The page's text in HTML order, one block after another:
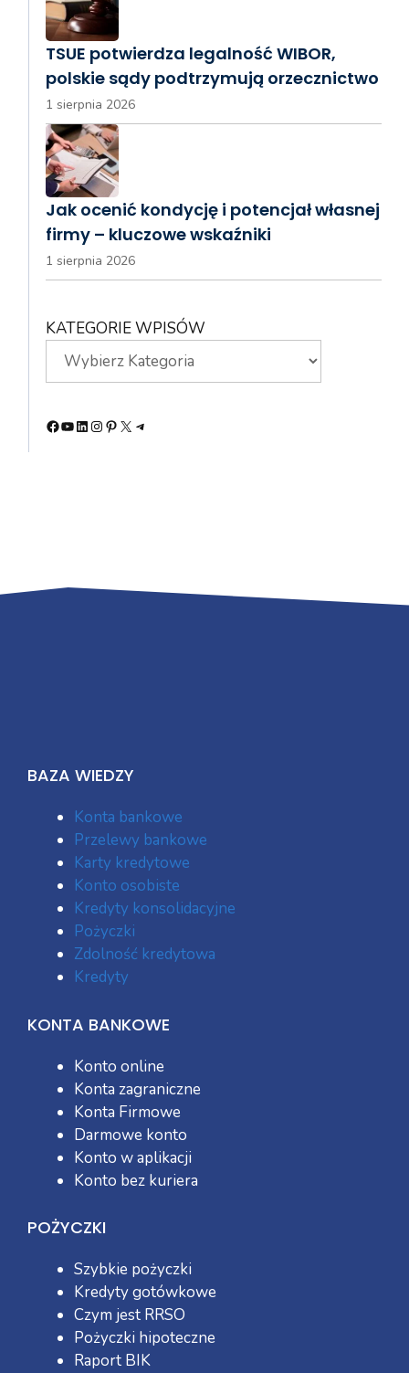
TSUE potwierdza legalność WIBOR,
polskie sądy podtrzymują orzecznictwo
1 sierpnia 2026
Jak ocenić kondycję i potencjał własnej
firmy – kluczowe wskaźniki
1 sierpnia 2026
KATEGORIE WPISÓW
Facebook
YouTube
LinkedIn
Instagram
Pinterest
X Telegram
BAZA WIEDZY
Konta bankowe
Przelewy bankowe
Karty kredytowe
Konto osobiste
Kredyty konsolidacyjne
Pożyczki
Zdolność kredytowa
Kredyty
KONTA BANKOWE
Konto online
Konta zagraniczne
Konta Firmowe
Darmowe konto
Konto w aplikacji
Konto bez kuriera
POŻYCZKI
Szybkie pożyczki
Kredyty gotówkowe
Czym jest RRSO
Pożyczki hipoteczne
Raport BIK